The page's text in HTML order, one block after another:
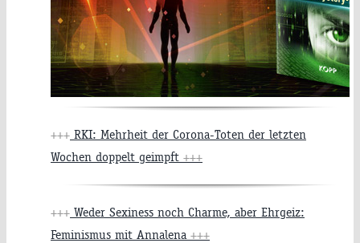
+++ RKI: Mehrheit der Corona-Toten der letzten
Wochen doppelt geimpft +++
+++ Weder Sexiness noch Charme, aber Ehrgeiz:
Feminismus mit Annalena +++